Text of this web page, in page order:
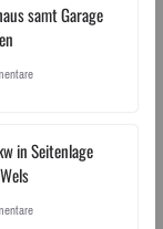
samt Garage
in Seitenlage